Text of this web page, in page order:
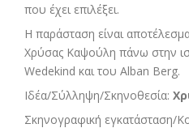
που έχει επιλέξει.
Η παράσταση είναι
Χρύσας Καψούλη πάνω στην
Wedekind και του Alban Berg.
Ιδέα/Σύλληψη/Σκηνοθεσία:
Σκηνογραφική εγκατάσταση/